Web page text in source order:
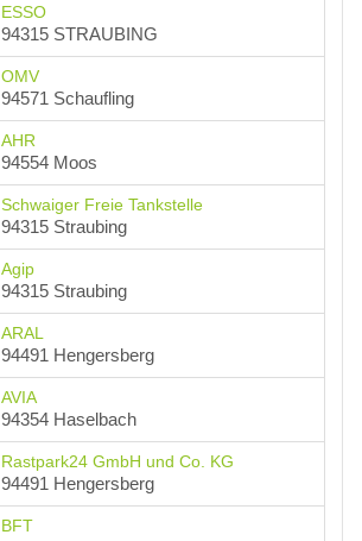
ESSO
94315 STRAUBING
OMV
94571 Schaufling
AHR
94554 Moos
Schwaiger Freie Tankstelle
94315 Straubing
Agip
94315 Straubing
ARAL
94491 Hengersberg
AVIA
94354 Haselbach
Rastpark24 GmbH und Co. KG
94491 Hengersberg
BFT